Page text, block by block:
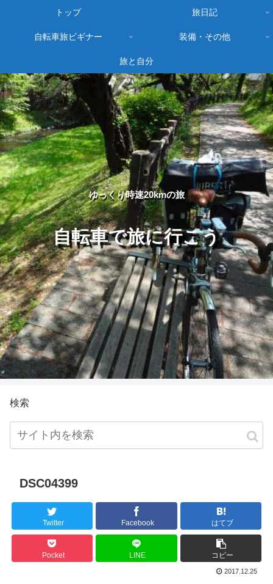
ゆっくり時速20kmの旅
自転車で旅に行こう
トップ 旅日記
自転車旅ビギナー 装備・その他
旅と自分
検索
DSC04399
Twitter Facebook はてブ
Pocket LINE コピー
2017.12.25